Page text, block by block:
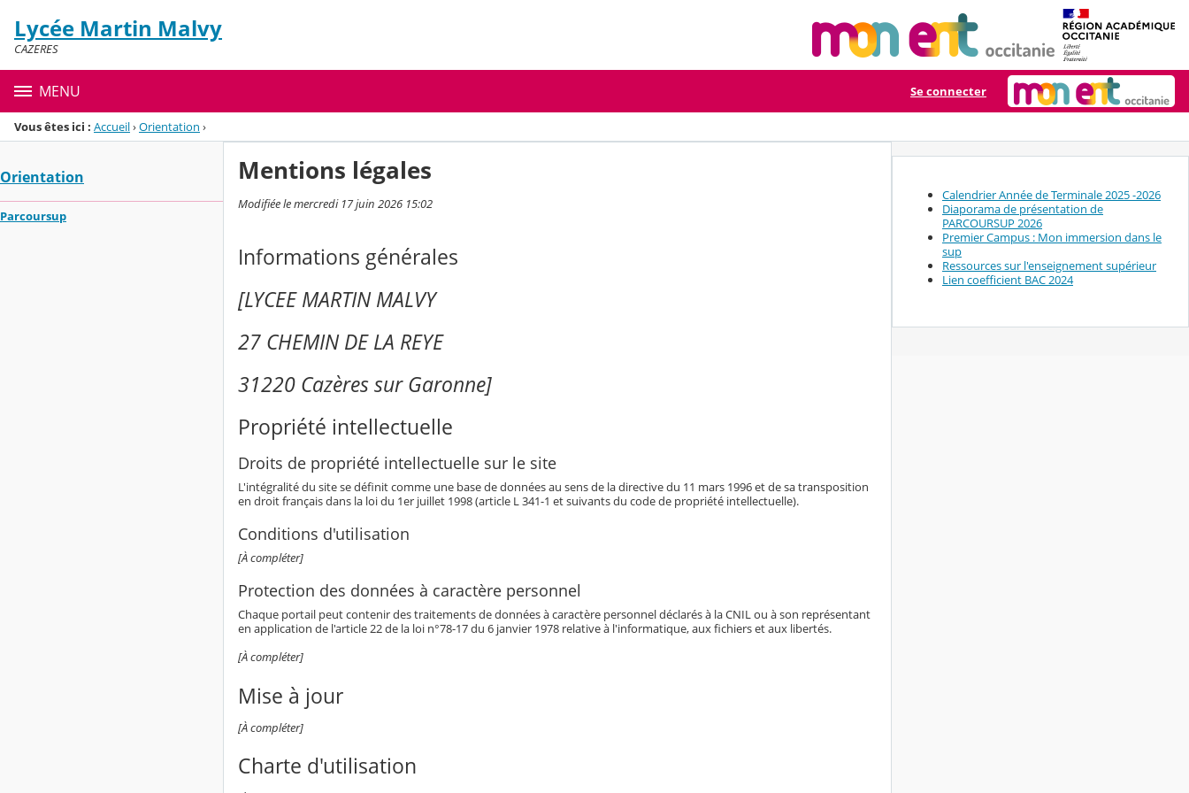
Menu de la rubrique
Contenu
Lycée Martin Malvy
CAZERES
MENU Se connecter
Vous êtes ici : Accueil›Orientation ›
Orientation
Parcoursup
Mentions légales
Modifiée le mercredi 17 juin 2026 15:02
Informations générales
[LYCEE MARTIN MALVY
27 CHEMIN DE LA REYE
31220 Cazères sur Garonne]
Propriété intellectuelle
Droits de propriété intellectuelle sur le site
L'intégralité du site se définit comme une base de données au sens de la directive du 11 mars 1996 et de sa transposition
en droit français dans la loi du 1er juillet 1998 (article L 341-1 et suivants du code de propriété intellectuelle).
Conditions d'utilisation
[À compléter]
Protection des données à caractère personnel
Chaque portail peut contenir des traitements de données à caractère personnel déclarés à la CNIL ou à son représentant
en application de l'article 22 de la loi n°78-17 du 6 janvier 1978 relative à l'informatique, aux fichiers et aux libertés.
[À compléter]
Mise à jour
[À compléter]
Charte d'utilisation
Calendrier Année de Terminale 2025 -2026
Diaporama de présentation de
PARCOURSUP 2026
Premier Campus : Mon immersion dans le
sup
Ressources sur l'enseignement supérieur
Lien coefficient BAC 2024